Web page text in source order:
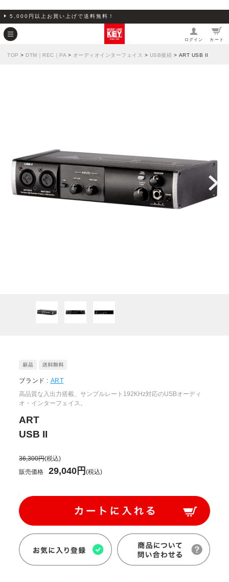
5,000円以上お買い上げで送料無料！
ログイン カート
TOP > DTM｜REC｜PA > オーディオインターフェイス > USB接続 > ART USB II
ブランド : ART
高品質な入出力搭載、サンプルレート192KHz対応のUSBオーディ
オ・インターフェイス。
ART
USB II
36,300円(税込)
販売価格
29,040円(税込)